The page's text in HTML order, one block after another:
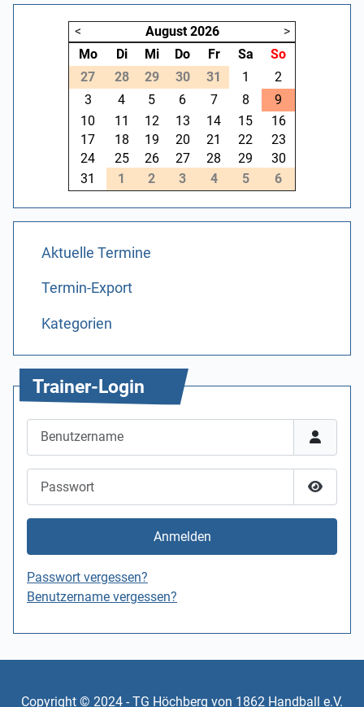
< August 2026
>
Mo
Di Mi Do Fr Sa
So
27
28 29 30 31 1
2
3
4 5 6 7 8
9
10
11 12 13 14 15
16
17
18 19 20 21 22
23
24
25 26 27 28 29
30
31
1 2 3 4 5 6
Aktuelle Termine
Termin-Export
Kategorien
Trainer-Login
Anmelden
Passwort vergessen?
Benutzername vergessen?
Copyright © 2024 - TG Höchberg von 1862 Handball e.V.